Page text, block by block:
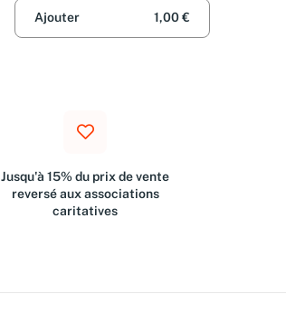
Ajouter 1,00 €
Jusqu'à 15% du prix de vente
reversé aux associations
caritatives